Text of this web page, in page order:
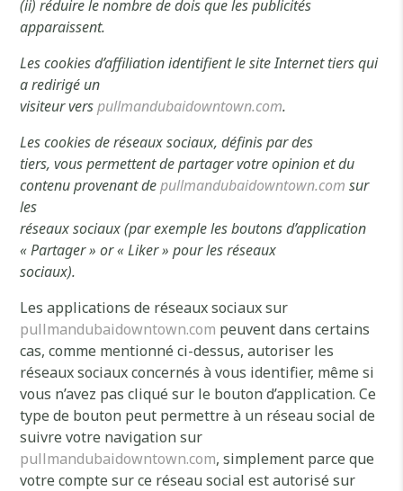
(ii) réduire le nombre de dois que les publicités
apparaissent.
Les cookies d’affiliation identifient le site Internet tiers qui
a redirigé un
visiteur verspullmandubaidowntown.com.
Les cookies de réseaux sociaux, définis par des
tiers, vous permettent de partager votre opinion et du
contenu provenant depullmandubaidowntown.com sur
les
réseaux sociaux (par exemple les boutons d’application
« Partager » or « Liker » pour les réseaux
sociaux).
Les applications de réseaux sociaux sur
pullmandubaidowntown.com peuvent dans certains
cas, comme mentionné ci-dessus, autoriser les
réseaux sociaux concernés à vous identifier, même si
vous n’avez pas cliqué sur le bouton d’application. Ce
type de bouton peut permettre à un réseau social de
suivre votre navigation sur
pullmandubaidowntown.com, simplement parce que
votre compte sur ce réseau social est autorisé sur